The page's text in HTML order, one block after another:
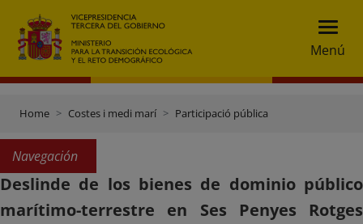
Menú
Home Costes i medi marí Participació pública
Navegación
Deslinde de los bienes de dominio público
marítimo-terrestre en Ses Penyes Rotges